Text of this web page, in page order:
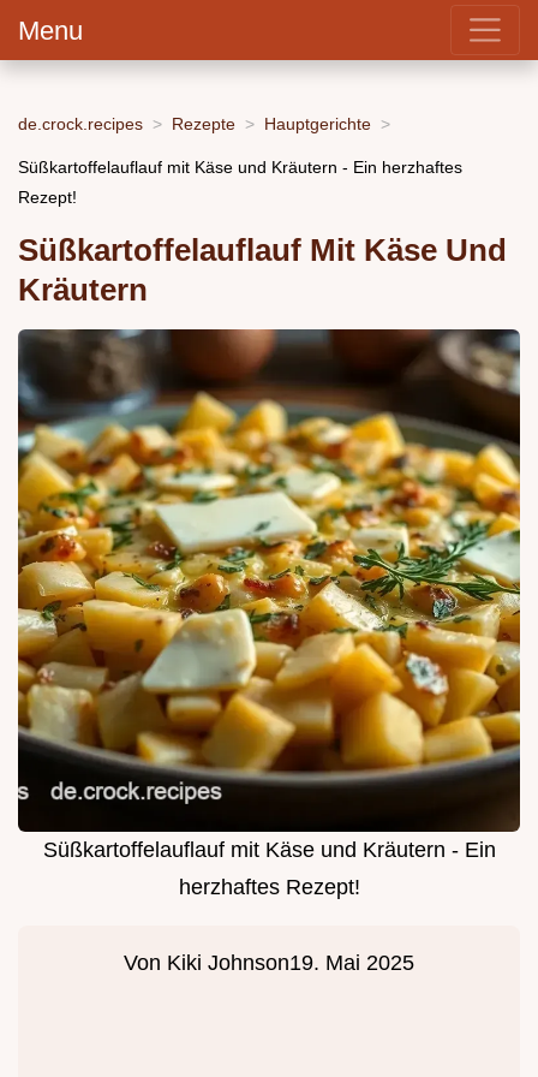
Menu
de.crock.recipes Rezepte Hauptgerichte
Süßkartoffelauflauf mit Käse und Kräutern - Ein herzhaftes
Rezept!
Süßkartoffelauflauf Mit Käse Und
Kräutern
Süßkartoffelauflauf mit Käse und Kräutern - Ein
herzhaftes Rezept!
Von Kiki Johnson19. Mai 2025